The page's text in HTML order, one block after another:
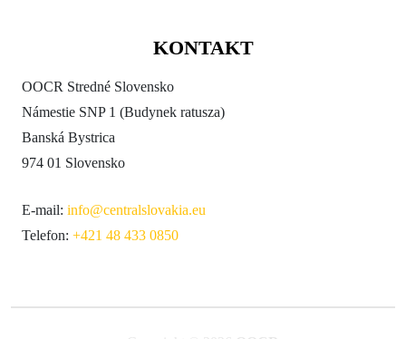
KONTAKT
OOCR Stredné Slovensko
Námestie SNP 1 (Budynek ratusza)
Banská Bystrica
974 01 Slovensko
E-mail: info@centralslovakia.eu
Telefon: +421 48 433 0850